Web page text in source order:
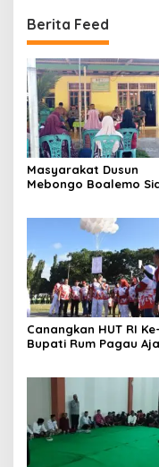
Berita Feed
Masyarakat Dusun
Mebongo Boalemo
Canangkan HUT RI
Bupati Rum Pagau